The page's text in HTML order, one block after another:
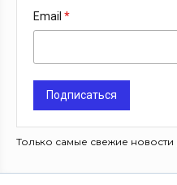
Email
Подписаться
Только самые свежие